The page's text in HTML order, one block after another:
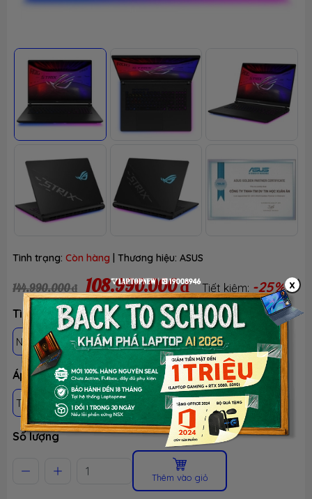
Tình trạng: Còn hàng | Thương hiệu: ASUS
144.990.000 ₫ 108.990.000 ₫ Tiết kiệm: -25%
Tình trạng: Mới 100%, Chưa active, Fullbox
NEWSEAL - BH 12 THÁNG - TEST 30 NGÀY
Áp dụng khách hàng
THÀNH VIÊN LTN HS-SV, GIÁO VIÊN & NVVP
Số lượng
Thêm vào giỏ
x